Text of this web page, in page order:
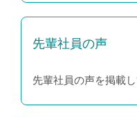
先輩社員の声
先輩社員の声を掲載し